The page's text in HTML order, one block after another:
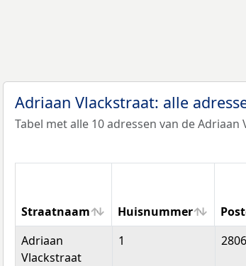
Adriaan Vlackstraat: alle
Tabel met alle 10 adressen van de Adriaan
Straatnaam Huisnummer
Straatnaam
Huisnummer
Adriaan
Vlackstraat
1